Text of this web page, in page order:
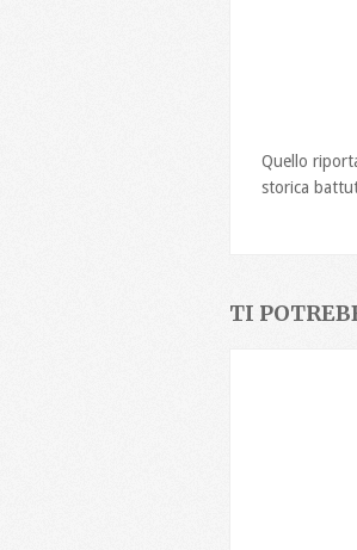
Quello
storica
TI